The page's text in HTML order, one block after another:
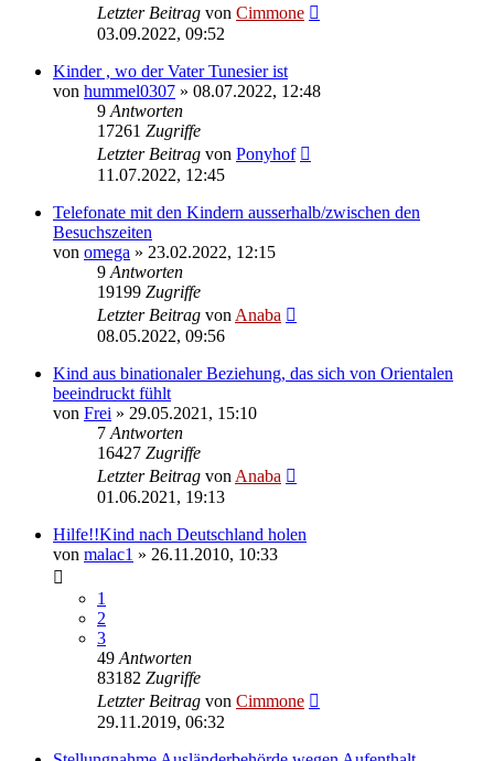
Letzter Beitrag von Cimmone
03.09.2022, 09:52
Kinder , wo der Vater Tunesier ist
von hummel0307 » 08.07.2022, 12:48
9 Antworten
17261 Zugriffe
Letzter Beitrag von Ponyhof
11.07.2022, 12:45
Telefonate mit den Kindern ausserhalb/zwischen den
Besuchszeiten
von omega » 23.02.2022, 12:15
9 Antworten
19199 Zugriffe
Letzter Beitrag von Anaba
08.05.2022, 09:56
Kind aus binationaler Beziehung, das sich von Orientalen
beeindruckt fühlt
von Frei » 29.05.2021, 15:10
7 Antworten
16427 Zugriffe
Letzter Beitrag von Anaba
01.06.2021, 19:13
Hilfe!!Kind nach Deutschland holen
von malac1 » 26.11.2010, 10:33
1
2
3
49 Antworten
83182 Zugriffe
Letzter Beitrag von Cimmone
29.11.2019, 06:32